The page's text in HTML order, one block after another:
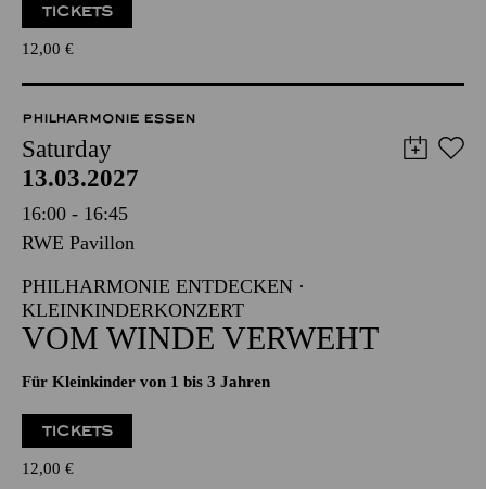
TICKETS
12,00 €
PHILHARMONIE ESSEN
Saturday
13.03.2027
16:00 - 16:45
RWE Pavillon
PHILHARMONIE ENTDECKEN ·
KLEINKINDERKONZERT
VOM WINDE VERWEHT
Für Kleinkinder von 1 bis 3 Jahren
TICKETS
12,00 €